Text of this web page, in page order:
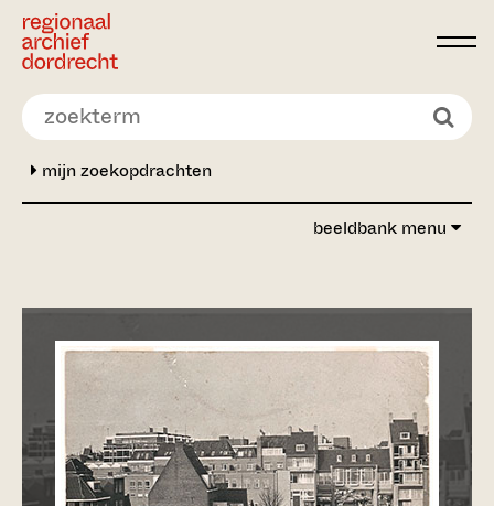
Ga direct naar de inhoud
mijn zoekopdrachten
beeldbank menu